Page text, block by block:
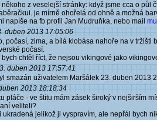
někoho z veselejší stránky: když jsme cca o půl
je mírně ohořelá od ohně a možná
napíše na fb profil Jan Mudruňka, nebo mail
duben 2013 17:05:06
počasí, zima, a bílá klobása nahoře na v
počasí.
bych chtěl říct, že nejsou vikingové jako
duben 2013 17:57:41
smazán uživatelem Maršálek 23. duben 2013
2013 18:18:34
pláče - ve štítu mám zásek široký v nejširším
veliteli?
ukradená jelikož ji vyspravím, ale nepřál bych